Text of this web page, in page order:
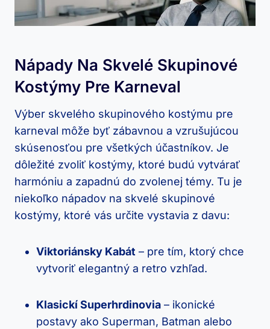
Nápady Na Skvelé Skupinové
Kostýmy Pre Karneval
Výber skvelého skupinového kostýmu pre
karneval môže byť zábavnou a vzrušujúcou
skúsenosťou pre všetkých účastníkov. Je
dôležité zvoliť kostýmy, ktoré budú vytvárať
harmóniu a zapadnú do zvolenej témy. Tu je
niekoľko nápadov na skvelé skupinové
kostýmy, ktoré vás určite vystavia z davu:
Viktoriánsky Kabát – pre tím, ktorý chce
vytvoriť elegantný a retro vzhľad.
Klasickí Superhrdinovia – ikonické
postavy ako Superman, Batman alebo